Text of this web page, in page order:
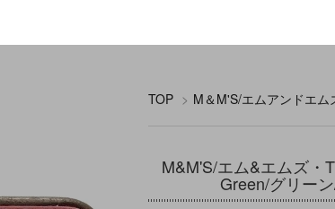
TOP > M＆M'S/エムアンドエム
M&M'S/エム&エムズ・
Green/グリー